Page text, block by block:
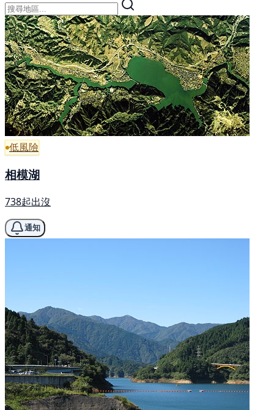
低風險
相模湖
738起出沒
通知